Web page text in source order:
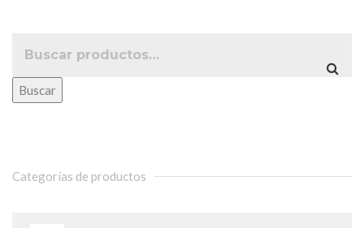
Buscar
Categorías de productos